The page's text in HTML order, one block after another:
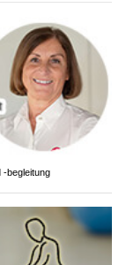
-begleitung